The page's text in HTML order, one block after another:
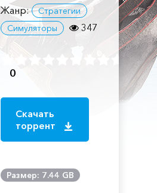
Жанр:
Стратегии
Симуляторы
347
0
Скачать
торрент
Размер: 7.44 GB